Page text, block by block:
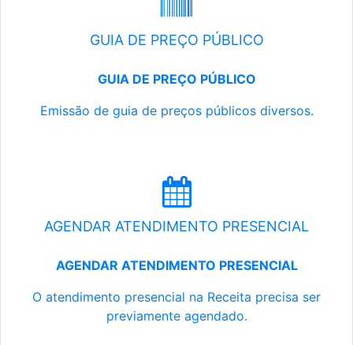
GUIA DE PREÇO PÚBLICO
GUIA DE PREÇO PÚBLICO
Emissão de guia de preços públicos diversos.
AGENDAR ATENDIMENTO PRESENCIAL
AGENDAR ATENDIMENTO PRESENCIAL
O atendimento presencial na Receita precisa ser
previamente agendado.